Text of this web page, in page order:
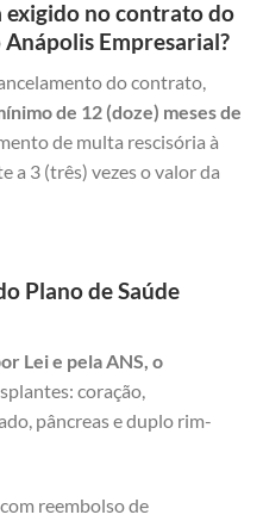
exigido no contrato do
Anápolis Empresarial?
do contrato,
de 12 (doze) meses de
de multa rescisória à
a 3 (três) vezes o valor da
Plano de Saúde
Lei e pela ANS, o
coração,
pâncreas e duplo rim-
com reembolso de